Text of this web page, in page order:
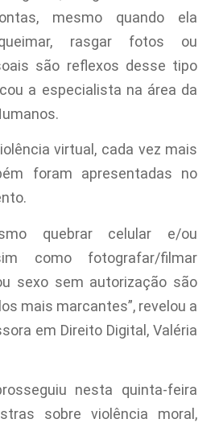
mesmo quando ela
rasgar fotos ou
são reflexos desse tipo
a especialista na área da
virtual, cada vez mais
foram apresentadas no
quebrar celular e/ou
como fotografar/filmar
sexo sem autorização são
mais marcantes”, revelou a
em Direito Digital, Valéria
nesta quinta-feira
sobre violência moral,